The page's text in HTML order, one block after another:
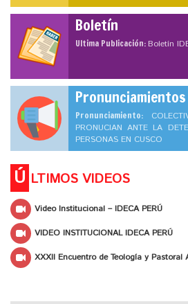
Boletín
Ultima Publicación:Boletín
Pronunciamientos
Pronunciamiento:
PRONUCIAN ANTE LA
PERSONAS EN CUSCO
Ú LTIMOS VIDEOS
Video Institucional – IDECA PERÚ
VIDEO INSTITUCIONAL IDECA PERÚ
XXXII Encuentro de Teología y